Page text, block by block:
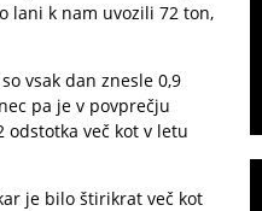
lani k nam uvozili 72 ton,
vsak dan znesle 0,9
pa je v povprečju
odstotka več kot v letu
je bilo štirikrat več kot